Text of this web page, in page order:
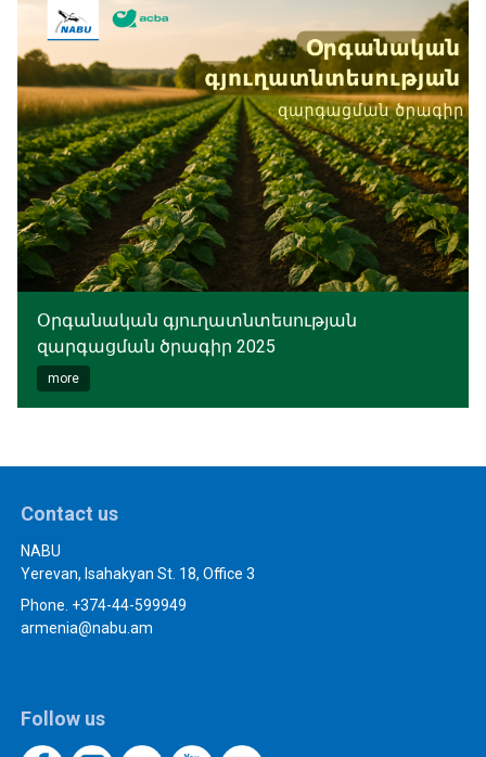
Օրգանական գյուղատնտեսության
զարգացման ծրագիր 2025
more
Contact us
NABU
Yerevan, Isahakyan St. 18, Office 3
Phone. +374-44-599949
armenia@nabu.am
Follow us